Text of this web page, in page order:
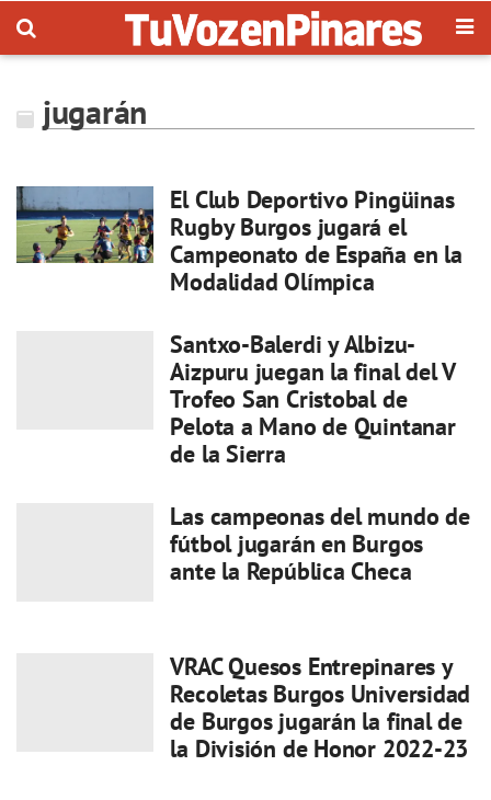
jugarán
El Club Deportivo Pingüinas
Rugby Burgos jugará el
Campeonato de España en la
Modalidad Olímpica
Santxo-Balerdi y Albizu-
Aizpuru juegan la final del V
Trofeo San Cristobal de
Pelota a Mano de Quintanar
de la Sierra
Las campeonas del mundo de
fútbol jugarán en Burgos
ante la República Checa
VRAC Quesos Entrepinares y
Recoletas Burgos Universidad
de Burgos jugarán la final de
la División de Honor 2022-23